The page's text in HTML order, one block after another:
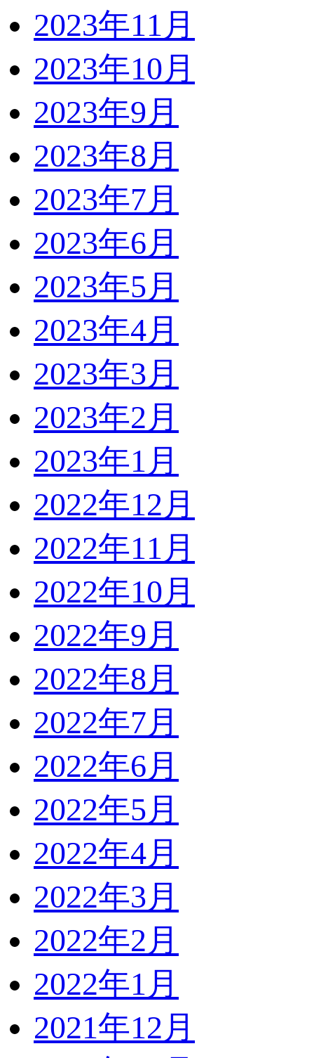
2023年11月
2023年10月
2023年9月
2023年8月
2023年7月
2023年6月
2023年5月
2023年4月
2023年3月
2023年2月
2023年1月
2022年12月
2022年11月
2022年10月
2022年9月
2022年8月
2022年7月
2022年6月
2022年5月
2022年4月
2022年3月
2022年2月
2022年1月
2021年12月